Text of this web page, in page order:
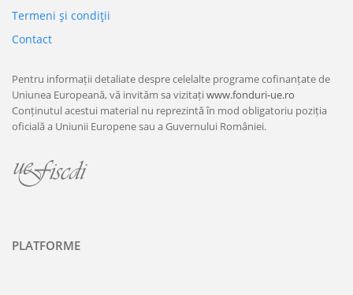
Termeni şi condiţii
Contact
Pentru informații detaliate despre celelalte programe cofinanțate de
Uniunea Europeană, vă invităm sa vizitațiwww.fonduri-ue.ro
Conținutul acestui material nu reprezintă în mod obligatoriu poziția
oficială a Uniunii Europene sau a Guvernului României.
PLATFORME